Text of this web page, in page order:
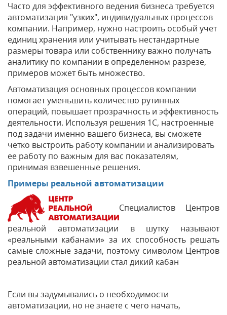
Часто для эффективного ведения бизнеса требуется
автоматизация "узких", индивидуальных процессов
компании. Например, нужно настроить особый учет
единиц хранения или учитывать нестандартные
размеры товара или собственнику важно получать
аналитику по компании в определенном разрезе,
примеров может быть множество.
Автоматизация основных процессов компании
помогает уменьшить количество рутинных
операций, повышает прозрачность и эффективность
деятельности. Используя решения 1C, настроенные
под задачи именно вашего бизнеса, вы сможете
четко выстроить работу компании и анализировать
ее работу по важным для вас показателям,
принимая взвешенные решения.
Примеры реальной автоматизации
Специалистов Центров
реальной автоматизации в шутку называют
«реальными кабанами» за их способность решать
самые сложные задачи, поэтому символом Центров
реальной автоматизации стал дикий кабан
Если вы задумывались о необходимости
автоматизации, но не знаете с чего начать,